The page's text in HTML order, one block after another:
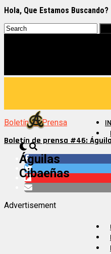
Hola, Que Estamos Buscando?
Águilas
Cibaeñas
Boletín de Prensa
Boletín de prensa #46:
Advertisement